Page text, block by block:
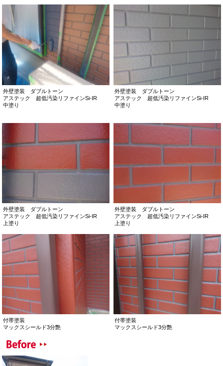
外壁塗装 ダブルトーン
アステック 超低汚染リファインSi-IR
中塗り
外壁塗装 ダブルトーン
アステック 超低汚染リファインSi-IR
中塗り
外壁塗装 ダブルトーン
アステック 超低汚染リファインSi-IR
上塗り
外壁塗装 ダブルトーン
アステック 超低汚染リファインSi-IR
上塗り
付帯塗装
マックスシールド3分艶
付帯塗装
マックスシールド3分艶